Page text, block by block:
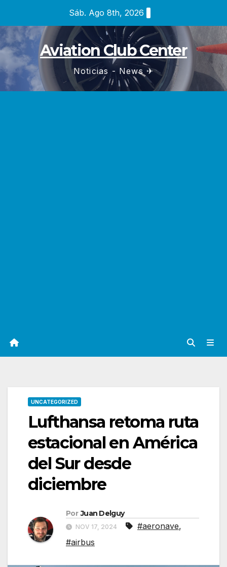
contenido
Sáb. Ago 8th, 2026
Aviation Club Center
Noticias - News ✈
UNCATEGORIZED
Lufthansa retoma ruta
estacional en América
del Sur desde
diciembre
Por Juan Delguy
NOV 17, 2024 #aeronave,
#airbus